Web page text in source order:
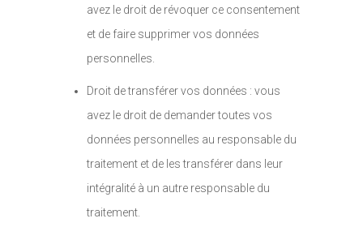
avez le droit de révoquer ce consentement
et de faire supprimer vos données
personnelles.
Droit de transférer vos données : vous
avez le droit de demander toutes vos
données personnelles au responsable du
traitement et de les transférer dans leur
intégralité à un autre responsable du
traitement.